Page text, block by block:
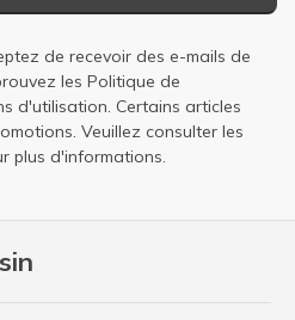
de recevoir des e-mails de
les Politique de
d'utilisation. Certains articles
Veuillez consulter les
plus d'informations.